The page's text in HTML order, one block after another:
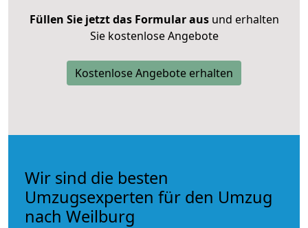
Füllen Sie jetzt das Formular ausund erhalten
Sie kostenlose Angebote
Kostenlose Angebote erhalten
Wir sind die besten
Umzugsexperten für den Umzug
nach Weilburg